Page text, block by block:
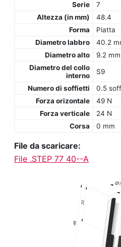
Serie
7
Altezza (in mm)
48.4
Forma
Piatta
Diametro labbro
40.2
Diametro alto
9.2 mm
Diametro del collo
interno
S9
Numero di soffietti
0.5
Forza orizontale
49 N
Forza verticale
24 N
Corsa
0 mm
File da scaricare:
File .STEP 77 40--A